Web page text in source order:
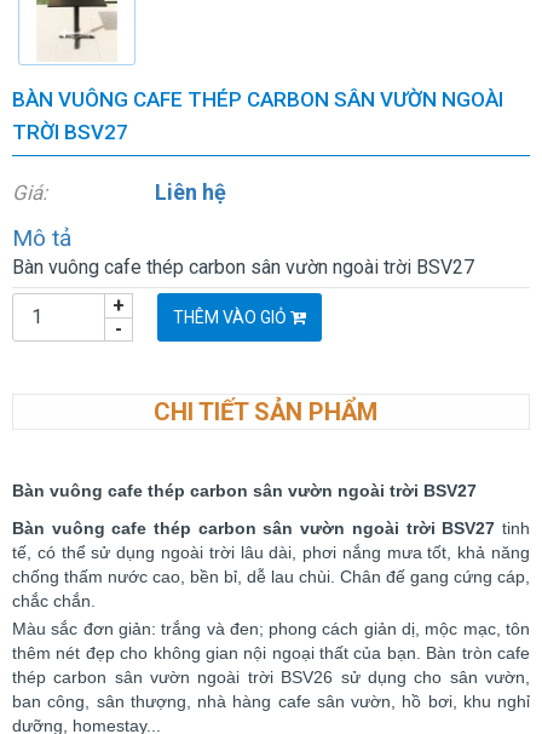
BÀN VUÔNG CAFE THÉP CARBON SÂN VƯỜN NGOÀI
TRỜI BSV27
Giá: Liên hệ
Mô tả
Bàn vuông cafe thép carbon sân vườn ngoài trời BSV27
-
+ THÊM VÀO GIỎ
CHI TIẾT SẢN PHẨM
Bàn vuông cafe thép carbon sân vườn ngoài trời BSV27
Bàn vuông cafe thép carbon sân vườn ngoài trời BSV27 tinh
tế, có thể sử dụng ngoài trời lâu dài, phơi nắng mưa tốt, khả năng
chống thấm nước cao, bền bỉ, dễ lau chùi. Chân đế gang cứng cáp,
chắc chắn.
Màu sắc đơn giản: trắng và đen; phong cách giản dị, mộc mạc, tôn
thêm nét đẹp cho không gian nội ngoại thất của bạn. Bàn tròn cafe
thép carbon sân vườn ngoài trời BSV26 sử dụng cho sân vườn,
ban công, sân thượng, nhà hàng cafe sân vườn, hồ bơi, khu nghỉ
dưỡng, homestay...